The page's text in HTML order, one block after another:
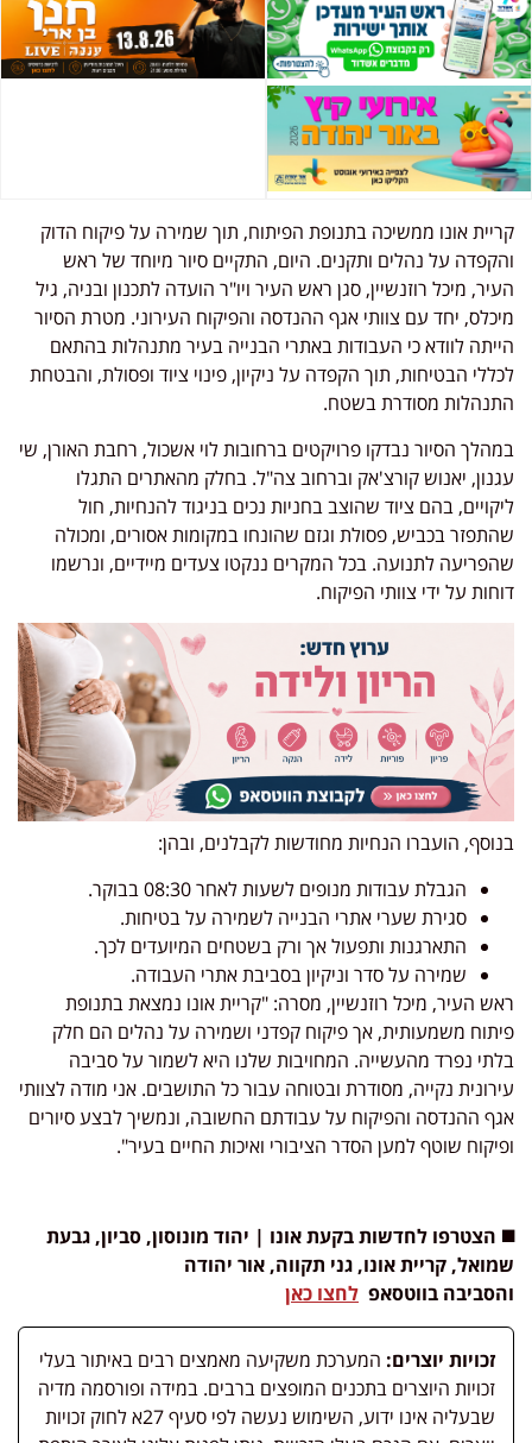
קריית אונו ממשיכה בתנופת הפיתוח, תוך שמירה על פיקוח הדוק
והקפדה על נהלים ותקנים. היום, התקיים סיור מיוחד של ראש
העיר, מיכל רוזנשיין, סגן ראש העיר ויו"ר הועדה לתכנון ובניה, גיל
מיכלס, יחד עם צוותי אגף ההנדסה והפיקוח העירוני. מטרת הסיור
הייתה לוודא כי העבודות באתרי הבנייה בעיר מתנהלות בהתאם
לכללי הבטיחות, תוך הקפדה על ניקיון, פינוי ציוד ופסולת, והבטחת
התנהלות מסודרת בשטח.
במהלך הסיור נבדקו פרויקטים ברחובות לוי אשכול, רחבת האורן, שי
עגנון, יאנוש קורצ'אק וברחוב צה"ל. בחלק מהאתרים התגלו
ליקויים, בהם ציוד שהוצב בחניות נכים בניגוד להנחיות, חול
שהתפזר בכביש, פסולת וגזם שהונחו במקומות אסורים, ומכולה
שהפריעה לתנועה. בכל המקרים ננקטו צעדים מיידיים, ונרשמו
דוחות על ידי צוותי הפיקוח.
בנוסף, הועברו הנחיות מחודשות לקבלנים, ובהן:
הגבלת עבודות מנופים לשעות לאחר 08:30 בבוקר.
סגירת שערי אתרי הבנייה לשמירה על בטיחות.
התארגנות ותפעול אך ורק בשטחים המיועדים לכך.
שמירה על סדר וניקיון בסביבת אתרי העבודה.
ראש העיר, מיכל רוזנשיין, מסרה: "קריית אונו נמצאת בתנופת
פיתוח משמעותית, אך פיקוח קפדני ושמירה על נהלים הם חלק
בלתי נפרד מהעשייה. המחויבות שלנו היא לשמור על סביבה
עירונית נקייה, מסודרת ובטוחה עבור כל התושבים. אני מודה לצוותי
אגף ההנדסה והפיקוח על עבודתם החשובה, ונמשיך לבצע סיורים
ופיקוח שוטף למען הסדר הציבורי ואיכות החיים בעיר".
◼️ הצטרפו לחדשותבקעת אונו | יהוד מונוסון, סביון, גבעת
שמואל, קריית אונו, גני תקווה, אור יהודה
והסביבה בווטסאפ לחצו כאן
זכויות יוצרים: המערכת משקיעה מאמצים רבים באיתור בעלי
זכויות היוצרים בתכנים המופצים ברבים. במידה ופורסמה מדיה
שבעליה אינו ידוע, השימוש נעשה לפי סעיף 27א לחוק זכויות